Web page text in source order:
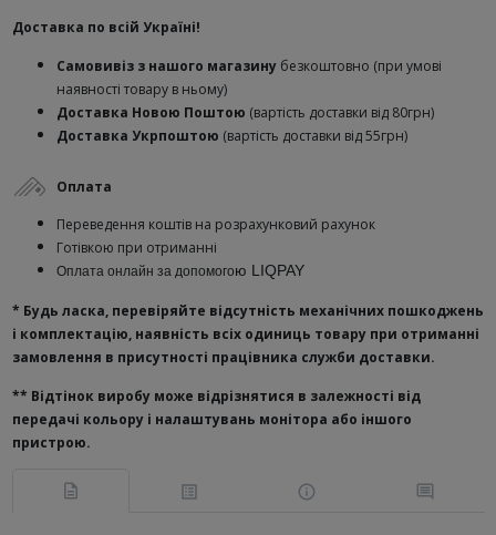
Доставка по всій Україні!
Самовивіз з нашого магазину безкоштовно (при умові
наявності товару в ньому)
Доставка Новою Поштою (вартість доставки від 80грн)
Доставка Укрпоштою (вартість доставки від 55грн)
Оплата
Переведення коштів на розрахунковий рахунок
Готівкою при отриманні
Оплата онлайн за допомогою LIQPAY
* Будь ласка, перевіряйте відсутність механічних пошкоджень
і комплектацію, наявність всіх одиниць товару при отриманні
замовлення в присутності працівника служби доставки.
** Відтінок виробу може відрізнятися в залежності від
передачі кольору і налаштувань монітора або іншого
пристрою.